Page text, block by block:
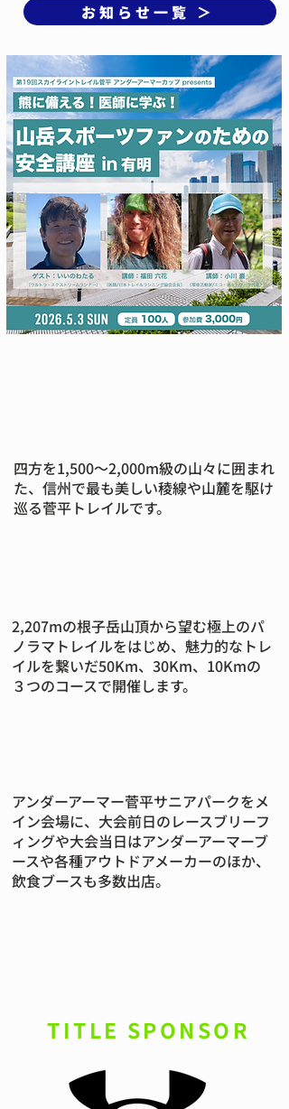
お知らせ一覧 ＞
四方を1,500～2,000m級の山々に囲まれ
た、信州で最も美しい稜線や山麓を駆け
巡る菅平トレイルです。
2,207mの根子岳山頂から望む極上のパ
ノラマトレイルをはじめ、魅力的なトレ
イルを繋いだ50Km、30Km、10Kmの
３つのコースで開催します。
アンダーアーマー菅平サニアパークをメ
イン会場に、大会前日のレースブリーフ
ィングや大会当日はアンダーアーマーブ
ースや各種アウトドアメーカーのほか、
飲食ブースも多数出店。
TITLE SPONSOR